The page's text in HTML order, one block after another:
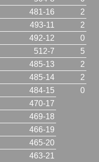
481-16
2
493-11
2
492-12
0
512-7
5
485-13
2
485-14
2
484-15
0
470-17
469-18
466-19
465-20
463-21